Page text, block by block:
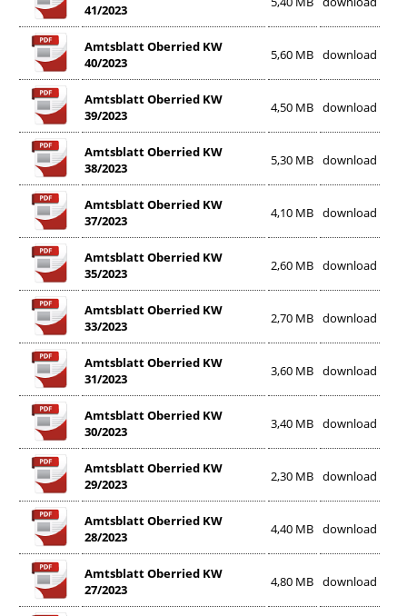
41/2023
Amtsblatt Oberried KW
40/2023
5,60 MB download
Amtsblatt Oberried KW
39/2023
4,50 MB download
Amtsblatt Oberried KW
38/2023
5,30 MB download
Amtsblatt Oberried KW
37/2023
4,10 MB download
Amtsblatt Oberried KW
35/2023
2,60 MB download
Amtsblatt Oberried KW
33/2023
2,70 MB download
Amtsblatt Oberried KW
31/2023
3,60 MB download
Amtsblatt Oberried KW
30/2023
3,40 MB download
Amtsblatt Oberried KW
29/2023
2,30 MB download
Amtsblatt Oberried KW
28/2023
4,40 MB download
Amtsblatt Oberried KW
27/2023
4,80 MB download